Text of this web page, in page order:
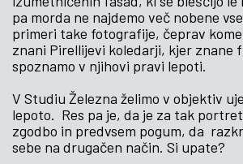
pa morda ne najdemo več nobene
primeri take fotografije, čeprav
znani Pirellijevi koledarji, kjer znane
spoznamo v njihovi pravi lepoti.
V Studiu Železna želimo v objektiv
lepoto. Res pa je, da je za tak
zgodbo in predvsem pogum, da
sebe na drugačen način. Si upate?